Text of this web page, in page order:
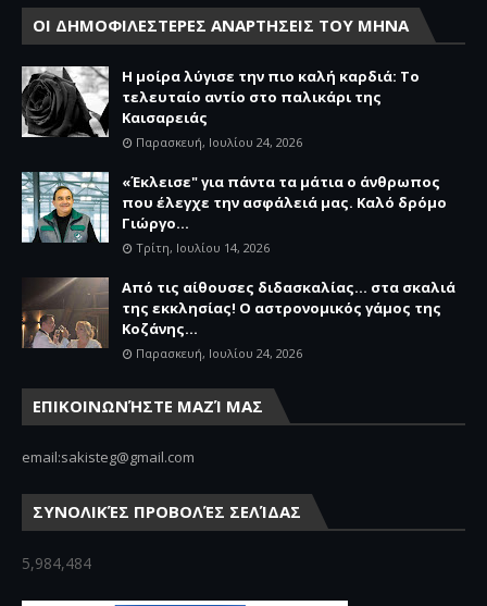
ΟΙ ΔΗΜΟΦΙΛΕΣΤΕΡΕΣ ΑΝΑΡΤΗΣΕΙΣ ΤΟΥ ΜΗΝΑ
Η μοίρα λύγισε την πιο καλή καρδιά: Το
τελευταίο αντίο στο παλικάρι της
Καισαρειάς
Παρασκευή, Ιουλίου 24, 2026
«Έκλεισε" για πάντα τα μάτια ο άνθρωπος
που έλεγχε την ασφάλειά μας. Καλό δρόμο
Γιώργο...
Τρίτη, Ιουλίου 14, 2026
Από τις αίθουσες διδασκαλίας… στα σκαλιά
της εκκλησίας! Ο αστρονομικός γάμος της
Κοζάνης...
Παρασκευή, Ιουλίου 24, 2026
ΕΠΙΚΟΙΝΩΝΉΣΤΕ ΜΑΖΊ ΜΑΣ
email:sakisteg@gmail.com
ΣΥΝΟΛΙΚΈΣ ΠΡΟΒΟΛΈΣ ΣΕΛΊΔΑΣ
5,984,484